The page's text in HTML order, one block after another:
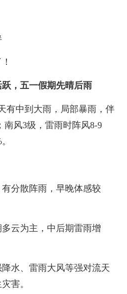
，五一假期先晴后雨
有中到大雨，局部暴雨，伴
风3级，雷雨时阵风8-9
分散阵雨，早晚体感较
云为主，中后期雷雨增
水、雷雨大风等强对流天
害。